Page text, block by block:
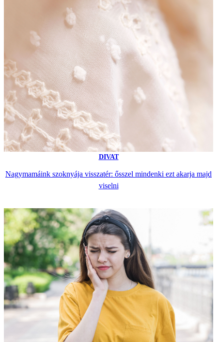
DIVAT
Nagymamáink szoknyája visszatér: ősszel mindenki ezt akarja majd
viselni